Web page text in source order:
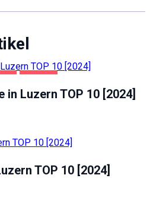
in Luzern TOP 10 [2024]
TOP 10 [2024]